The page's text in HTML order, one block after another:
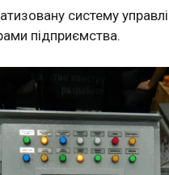
систему
підприємства.